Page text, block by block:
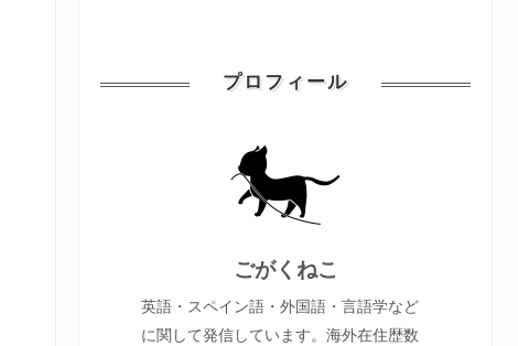
プロフィール
ごがくねこ
英語・スペイン語・外国語・言語学など
に関して発信しています。海外在住歴数